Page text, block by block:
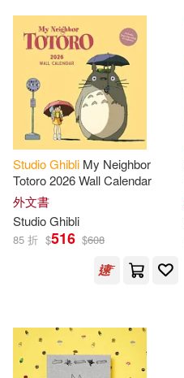
StudioGhibli My Neighbor
Totoro 2026 Wall Calendar
外文書
StudioGhibli
85 折 $516 $608